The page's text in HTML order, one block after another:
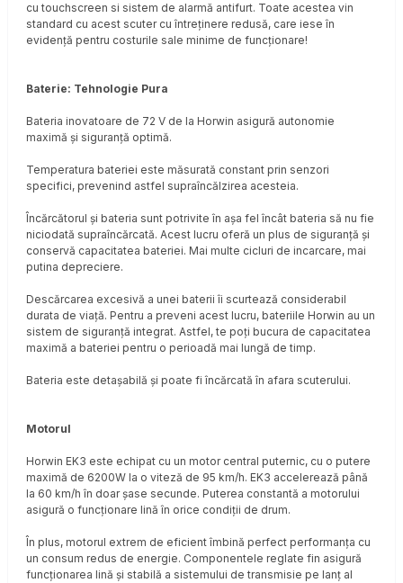
cu touchscreen si sistem de alarmă antifurt. Toate acestea vin
standard cu acest scuter cu întreținere redusă, care iese în
evidență pentru costurile sale minime de funcționare!
Baterie: Tehnologie Pura
Bateria inovatoare de 72 V de la Horwin asigură autonomie
maximă și siguranță optimă.
Temperatura bateriei este măsurată constant prin senzori
specifici, prevenind astfel supraîncălzirea acesteia.
Încărcătorul și bateria sunt potrivite în așa fel încât bateria să nu fie
niciodată supraîncărcată. Acest lucru oferă un plus de siguranță și
conservă capacitatea bateriei. Mai multe cicluri de incarcare, mai
putina depreciere.
Descărcarea excesivă a unei baterii îi scurtează considerabil
durata de viață. Pentru a preveni acest lucru, bateriile Horwin au un
sistem de siguranță integrat. Astfel, te poți bucura de capacitatea
maximă a bateriei pentru o perioadă mai lungă de timp.
Bateria este detașabilă și poate fi încărcată în afara scuterului.
Motorul
Horwin EK3 este echipat cu un motor central puternic, cu o putere
maximă de 6200W la o viteză de 95 km/h. EK3 accelerează până
la 60 km/h în doar șase secunde. Puterea constantă a motorului
asigură o funcționare lină în orice condiții de drum.
În plus, motorul extrem de eficient îmbină perfect performanța cu
un consum redus de energie. Componentele reglate fin asigură
funcționarea lină și stabilă a sistemului de transmisie pe lanț al